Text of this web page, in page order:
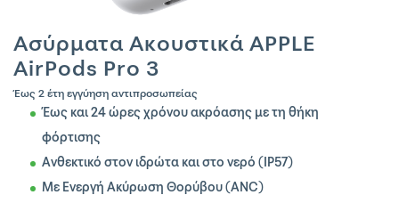
Ασύρματα Ακουστικά APPLE
AirPods Pro 3
Έως 2 έτη εγγύηση αντιπροσωπείας
Έως και 24 ώρες χρόνου ακρόασης με τη θήκη
φόρτισης
Ανθεκτικό στον ιδρώτα και στο νερό (IP57)
Με Ενεργή Ακύρωση Θορύβου (ANC)